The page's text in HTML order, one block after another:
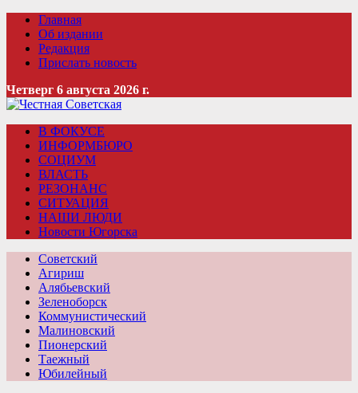
Главная
Об издании
Редакция
Прислать новость
Четверг 6 августа 2026 г.
В ФОКУСЕ
ИНФОРМБЮРО
СОЦИУМ
ВЛАСТЬ
РЕЗОНАНС
СИТУАЦИЯ
НАШИ ЛЮДИ
Новости Югорска
Советский
Агириш
Алябьевский
Зеленоборск
Коммунистический
Малиновский
Пионерский
Таежный
Юбилейный